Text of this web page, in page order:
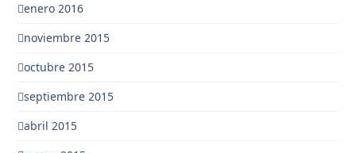
enero 2016
noviembre 2015
octubre 2015
septiembre 2015
abril 2015